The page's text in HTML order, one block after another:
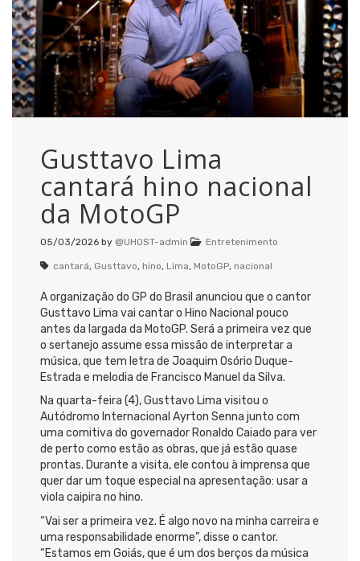
Gusttavo Lima
cantará hino nacional
da MotoGP
05/03/2026 by @UHOST-admin Entretenimento
cantará, Gusttavo, hino, Lima, MotoGP, nacional
A organização do GP do Brasil anunciou que o cantor
Gusttavo Lima vai cantar o Hino Nacional pouco
antes da largada da MotoGP. Será a primeira vez que
o sertanejo assume essa missão de interpretar a
música, que tem letra de Joaquim Osório Duque-
Estrada e melodia de Francisco Manuel da Silva.
Na quarta-feira (4), Gusttavo Lima visitou o
Autódromo Internacional Ayrton Senna junto com
uma comitiva do governador Ronaldo Caiado para ver
de perto como estão as obras, que já estão quase
prontas. Durante a visita, ele contou à imprensa que
quer dar um toque especial na apresentação: usar a
viola caipira no hino.
“Vai ser a primeira vez. É algo novo na minha carreira e
uma responsabilidade enorme”, disse o cantor.
“Estamos em Goiás, que é um dos berços da música